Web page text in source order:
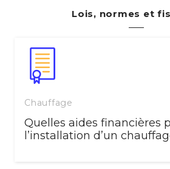
Lois, normes et
Chauffage
Quelles aides financières
l’installation d’un